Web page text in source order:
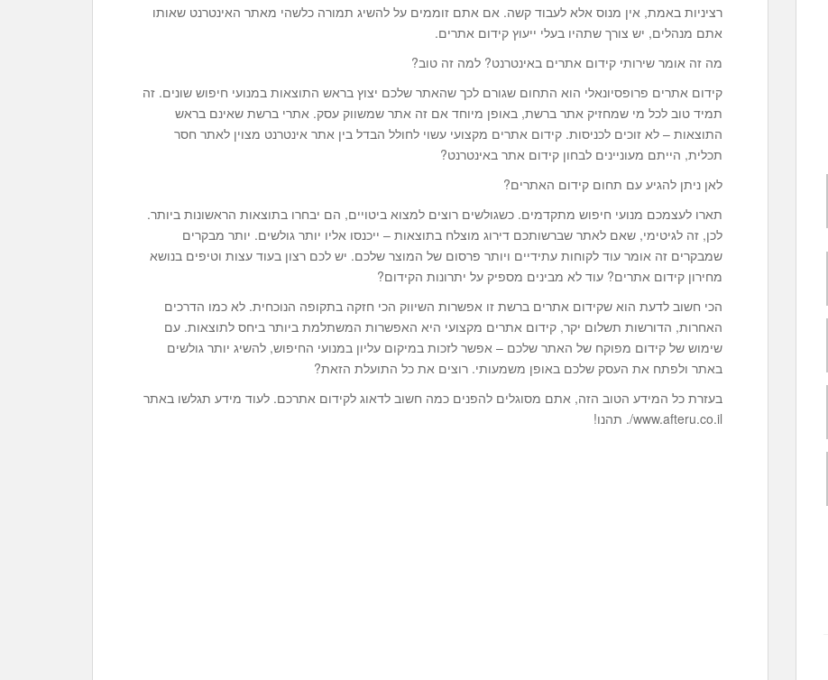
רציניות באמת, אין מנוס אלא לעבוד קשה. אם אתם זוממים על להשיג תמורה כלשהי מאתר האינטרנט שאותו
אתם מנהלים, יש צורך שתהיו בעלי ייעוץ קידום אתרים.
מה זה אומר שירותי קידום אתרים באינטרנט? למה זה טוב?
קידום אתרים פרופסיונאלי הוא התחום שגורם לכך שהאתר שלכם יצוץ בראש התוצאות במנועי חיפוש שונים. זה
תמיד טוב לכל מי שמחזיק אתר ברשת, באופן מיוחד אם זה אתר שמשווק עסק. אתרי ברשת שאינם בראש
התוצאות – לא זוכים לכניסות. קידום אתרים מקצועי עשוי לחולל הבדל בין אתר אינטרנט מצוין לאתר חסר
תכלית, הייתם מעוניינים לבחון קידום אתר באינטרנט?
לאן ניתן להגיע עם תחום קידום האתרים?
תארו לעצמכם מנועי חיפוש מתקדמים. כשגולשים רוצים למצוא ביטויים, הם יבחרו בתוצאות הראשונות ביותר.
לכן, זה לגיטימי, שאם לאתר שברשותכם דירוג מוצלח בתוצאות – ייכנסו אליו יותר גולשים. יותר מבקרים
שמבקרים זה אומר עוד לקוחות עתידיים ויותר פרסום של המוצר שלכם. יש לכם רצון בעוד עצות וטיפים בנושא
מחירון קידום אתרים? עוד לא מבינים מספיק על יתרונות הקידום?
הכי חשוב לדעת הוא שקידום אתרים ברשת זו אפשרות השיווק הכי חזקה בתקופה הנוכחית. לא כמו הדרכים
האחרות, הדורשות תשלום יקר, קידום אתרים מקצועי היא האפשרות המשתלמת ביותר ביחס לתוצאות. עם
שימוש של קידום מפוקח של האתר שלכם – אפשר לזכות במיקום עליון במנועי החיפוש, להשיג יותר גולשים
באתר ולפתח את העסק שלכם באופן משמעותי. רוצים את כל התועלת הזאת?
בעזרת כל המידע הטוב הזה, אתם מסוגלים להפנים כמה חשוב לדאוג לקידום אתרכם. לעוד מידע תגלשו באתר
www.afteru.co.il/. תהנו!